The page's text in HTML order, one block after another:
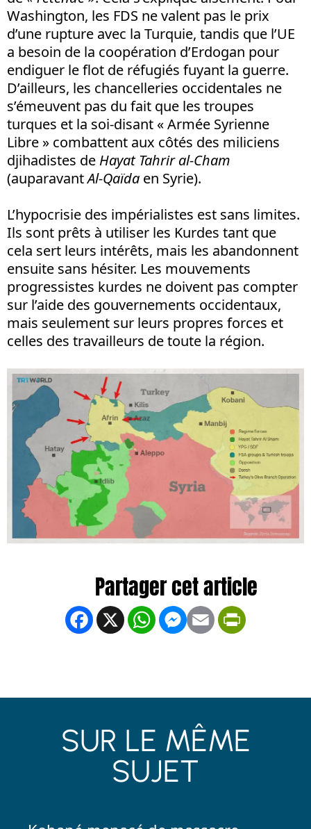
Washington, les FDS ne valent pas le prix
d’une rupture avec la Turquie, tandis que l’UE
a besoin de la coopération d’Erdogan pour
endiguer le flot de réfugiés fuyant la guerre.
D’ailleurs, les chancelleries occidentales ne
s’émeuvent pas du fait que les troupes
turques et la soi-disant « Armée Syrienne
Libre » combattent aux côtés des miliciens
djihadistes de Hayat Tahrir al-Cham
(auparavantAl-Qaïda en Syrie).
L’hypocrisie des impérialistes est sans limites.
Ils sont prêts à utiliser les Kurdes tant que
cela sert leurs intérêts, mais les abandonnent
ensuite sans hésiter. Les mouvements
progressistes kurdes ne doivent pas compter
sur l’aide des gouvernements occidentaux,
mais seulement sur leurs propres forces et
celles des travailleurs de toute la région.
Facebook
X WhatsApp
Messenger
Email
SUR LE MÊME
SUJET